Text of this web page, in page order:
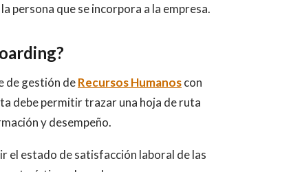
persona que se incorpora a la empresa.
de gestión deRecursos Humanoscon
debe permitir trazar una hoja de ruta
y desempeño.
el estado de satisfacción laboral de las